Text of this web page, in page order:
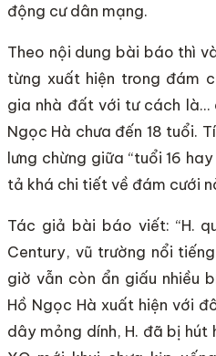
động cư dân mạng.
Theo nội dung bài báo thì
từng xuất hiện trong đám
gia nhà đất với tư cách là…
Ngọc Hà chưa đến 18 tuổi.
lưng chừng giữa “tuổi 16
tả khá chi tiết về đám cưới
Tác giả bài báo viết: “H.
Century, vũ trường nổi
giờ vẫn còn ẩn giấu nhiều
Hồ Ngọc Hà xuất hiện với
dây mỏng dính, H. đã bị